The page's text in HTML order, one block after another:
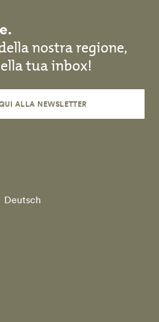
nostra regione,
tua inbox!
ALLA NEWSLETTER
Deutsch